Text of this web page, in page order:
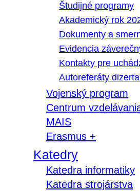
Študijné programy
Akademický rok
Dokumenty a
Evidencia
Kontakty pre
Autoreferáty
Vojenský program
Centrum
MAIS
Erasmus +
Katedry
Katedra informatiky
Katedra strojárstva